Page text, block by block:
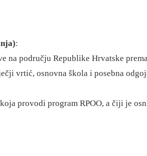
:
području Republike Hrvatske
vrtić, osnovna škola i posebna
provodi program RPOO, a čiji je